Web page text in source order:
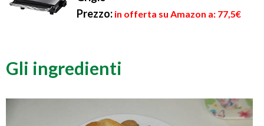
Prezzo: in offerta su Amazon a: 77,5€
Gli ingredienti